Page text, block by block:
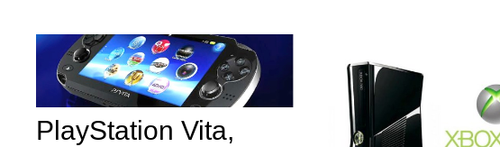
PlayStation Vita,